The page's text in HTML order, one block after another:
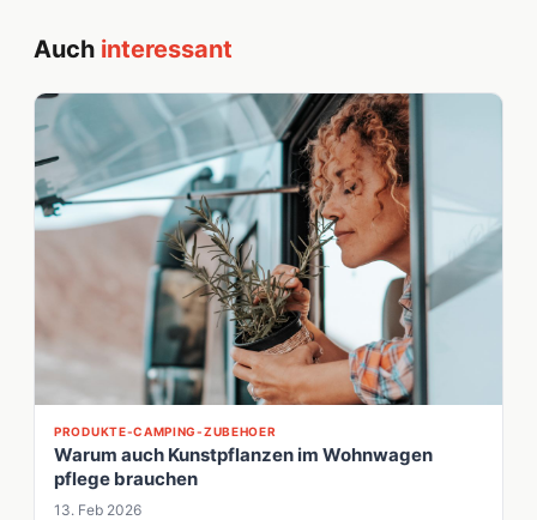
Auch interessant
PRODUKTE-CAMPING-ZUBEHOER
Warum auch Kunstpflanzen im Wohnwagen
pflege brauchen
13. Feb 2026